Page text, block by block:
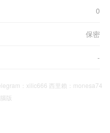
0
保密
-
：xilic666 西里賴：monesa74
版